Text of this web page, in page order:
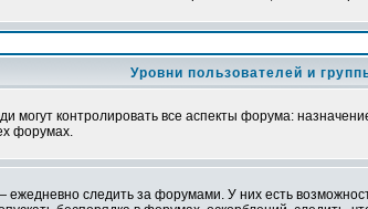
Уровни пользователей и
контролировать все аспекты форума:
форумах.
следить за форумами. У них есть